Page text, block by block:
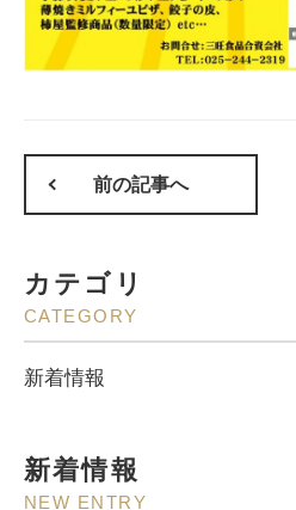
前の記事へ
カテゴリ
CATEGORY
新着情報
新着情報
NEW ENTRY